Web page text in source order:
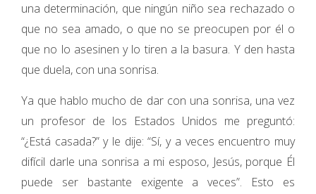
una determinación, que ningún niño sea rechazado o
que no sea amado, o que no se preocupen por él o
que no lo asesinen y lo tiren a la basura. Y den hasta
que duela, con una sonrisa.
Ya que hablo mucho de dar con una sonrisa, una vez
un profesor de los Estados Unidos me preguntó:
“¿Está casada?” y le dije: “Sí, y a veces encuentro muy
difícil darle una sonrisa a mi esposo, Jesús, porque Él
puede ser bastante exigente a veces”. Esto es